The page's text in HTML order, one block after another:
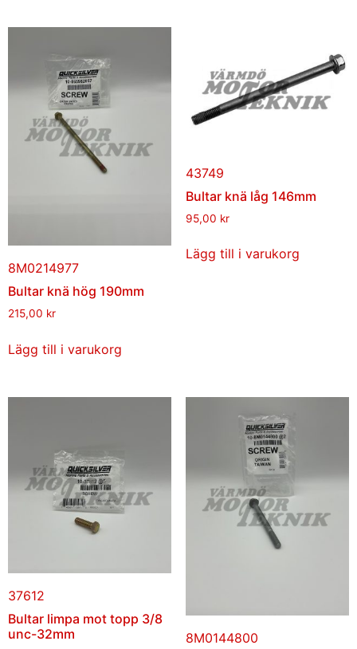
8M0214977
Bultar knä hög 190mm
215,00 kr
Lägg till i varukorg
43749
Bultar knä låg 146mm
95,00 kr
Lägg till i varukorg
37612
Bultar limpa mot topp 3/8
unc-32mm
8M0144800